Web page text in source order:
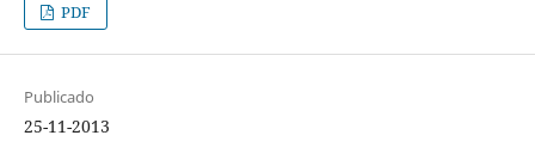
PDF
Publicado
25-11-2013